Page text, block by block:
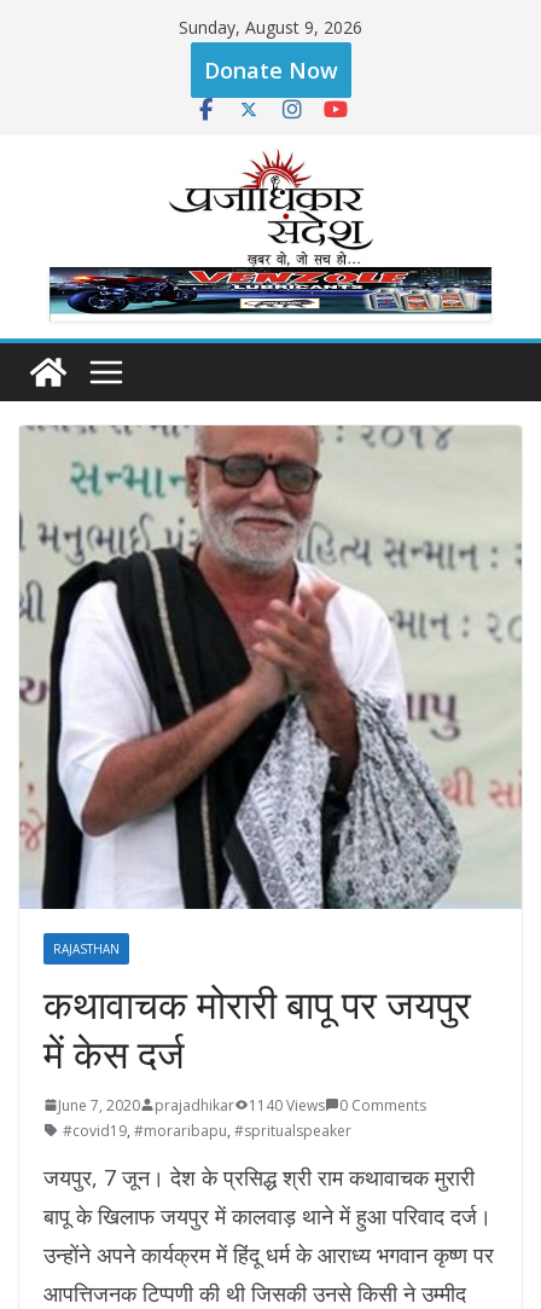
Sunday, August 9, 2026
Donate Now
RAJASTHAN
कथावाचक मोरारी बापू पर जयपुर
में केस दर्ज
June 7, 2020 prajadhikar 1140 Views
0 Comments
#covid19, #moraribapu, #spritualspeaker
जयपुर, 7 जून। देश के प्रसिद्ध श्री राम कथावाचक मुरारी
बापू के खिलाफ जयपुर में कालवाड़ थाने में हुआ परिवाद दर्ज।
उन्होंने अपने कार्यक्रम में हिंदू धर्म के आराध्य भगवान कृष्ण पर
आपत्तिजनक टिप्पणी की थी जिसकी उनसे किसी ने उम्मीद